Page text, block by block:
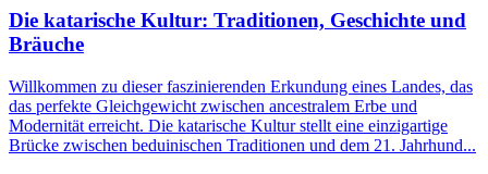
Die katarische Kultur: Traditionen, Geschichte und
Bräuche
Willkommen zu dieser faszinierenden Erkundung eines Landes, das
das perfekte Gleichgewicht zwischen ancestralem Erbe und
Modernität erreicht. Die katarische Kultur stellt eine einzigartige
Brücke zwischen beduinischen Traditionen und dem 21. Jahrhund...